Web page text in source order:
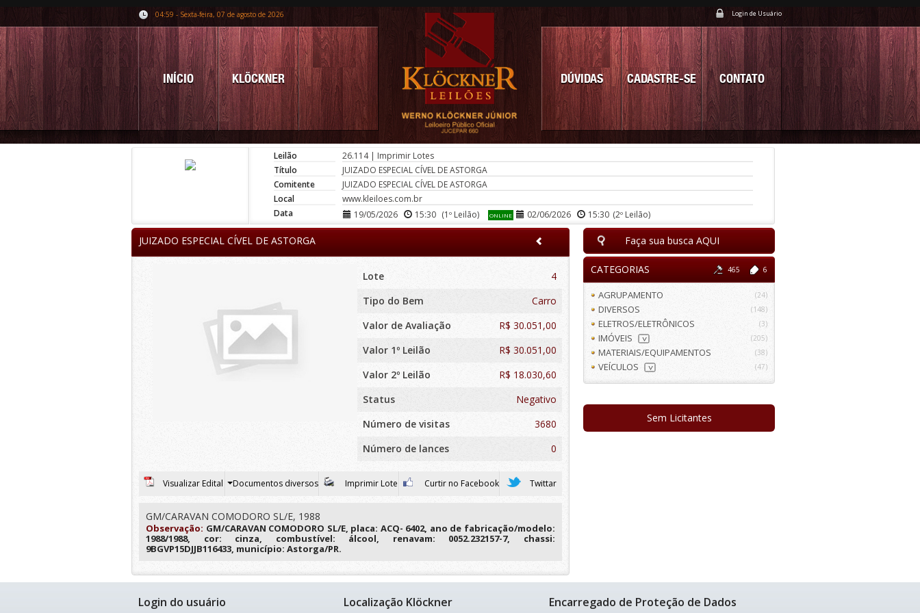
04:59 - Sexta-feira, 07 de agosto de 2026 Login de Usuário
INÍCIO KLÖCKNER CONTATO
CADASTRE-SE
DÚVIDAS
Leilão 26.114| Imprimir Lotes
Título
JUIZADO ESPECIAL CÍVEL DE ASTORGA
Comitente
JUIZADO ESPECIAL CÍVEL DE ASTORGA
Local
www.kleiloes.com.br
Data
19/05/2026 15:30 (1º Leilão) ONLINE 02/06/2026 15:30 (2º Leilão)
JUIZADO ESPECIAL CÍVEL DE ASTORGA
Lote
4
Tipo do Bem
Carro
Valor de Avaliação
R$ 30.051,00
Valor 1º Leilão
R$ 30.051,00
Valor 2º Leilão
R$ 18.030,60
Status
Negativo
Número de visitas
3680
Número de lances
0
Visualizar Edital Documentos diversos Imprimir Lote Curtir no Facebook Twittar
GM/CARAVAN COMODORO SL/E, 1988
Observação: GM/CARAVAN COMODORO SL/E, placa: ACQ- 6402, ano de fabricação/modelo:
1988/1988, cor: cinza, combustível: álcool, renavam: 0052.232157-7, chassi:
9BGVP15DJJB116433, município: Astorga/PR.
Faça sua busca AQUI
CATEGORIAS 465 6
AGRUPAMENTO (24)
DIVERSOS (148)
ELETROS/ELETRÔNICOS (3)
IMÓVEIS > (205)
MATERIAIS/EQUIPAMENTOS (38)
VEÍCULOS > (47)
Sem Licitantes
Login do usuário Localização Klöckner Encarregado de Proteção de Dados